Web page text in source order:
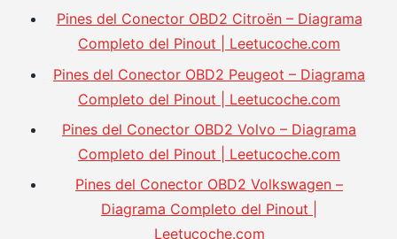
Pines del Conector OBD2 Citroën – Diagrama
Completo del Pinout | Leetucoche.com
Pines del Conector OBD2 Peugeot – Diagrama
Completo del Pinout | Leetucoche.com
Pines del Conector OBD2 Volvo – Diagrama
Completo del Pinout | Leetucoche.com
Pines del Conector OBD2 Volkswagen –
Diagrama Completo del Pinout |
Leetucoche.com